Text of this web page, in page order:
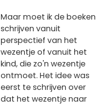
Maar moet ik de boeken
schrijven vanuit
perspectief van het
wezentje of vanuit het
kind, die zo'n wezentje
ontmoet. Het idee was
eerst te schrijven over
dat het wezentje naar